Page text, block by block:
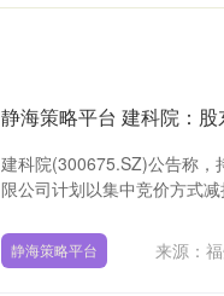
静海策略平台 建科院：
建科院(300675.SZ)公告称，
限公司计划以集中竞价方式
静海策略平台 来源：